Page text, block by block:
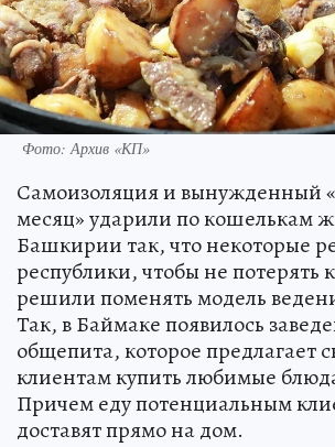
Фото: Архив «КП»
Самоизоляция и вынужденный
месяц» ударили по кошелькам
Башкирии так, что некоторые
республики, чтобы не потерять
решили поменять модель
Так, в Баймаке появилось
общепита, которое предлагает
клиентам купить любимые
Причем еду потенциальным
доставят прямо на дом.